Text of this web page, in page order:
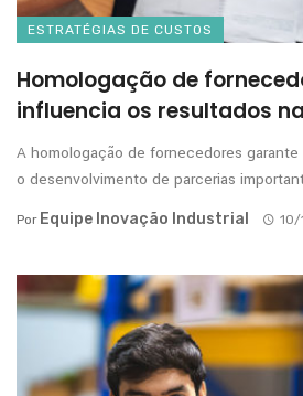
ESTRATÉGIAS DE CUSTOS
Homologação de
influencia os resultados
A homologação de fornecedores
o desenvolvimento de parcerias
Por Equipe Inovação Industrial 10/